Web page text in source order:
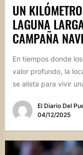
UN
LAGUNA
CAMPAÑA
En tiempos donde
valor profundo, la
se alista para vivir
El Diario Del
04/12/2025